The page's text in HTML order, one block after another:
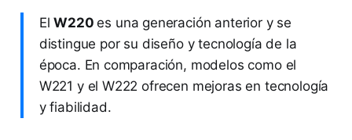
ElW220es una generación anterior y se
distingue por su diseño y tecnología de la
época. En comparación, modelos como el
W221 y el W222 ofrecen mejoras en tecnología
y fiabilidad.